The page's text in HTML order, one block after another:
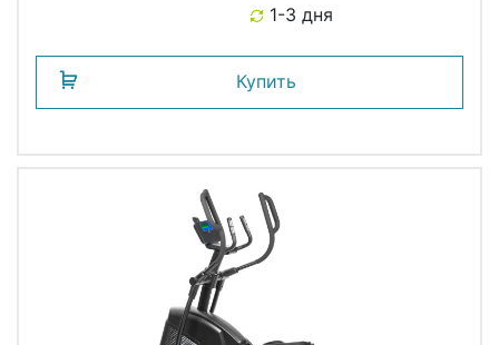
1-3 дня
Купить